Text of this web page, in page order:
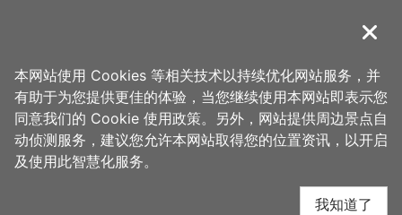
導覽
首页 > 想去的地方 > 美食、购物 > 日和. まいにち
日和. まいにち 周边店
家
关闭
本网站使用 Cookies 等相关技术以持续优化网站服务，并
有助于为您提供更佳的体验，当您继续使用本网站即表示您
同意我们的 Cookie 使用政策。另外，网站提供周边景点自
动侦测服务，建议您允许本网站取得您的位置资讯，以开启
及使用此智慧化服务。
我知道了